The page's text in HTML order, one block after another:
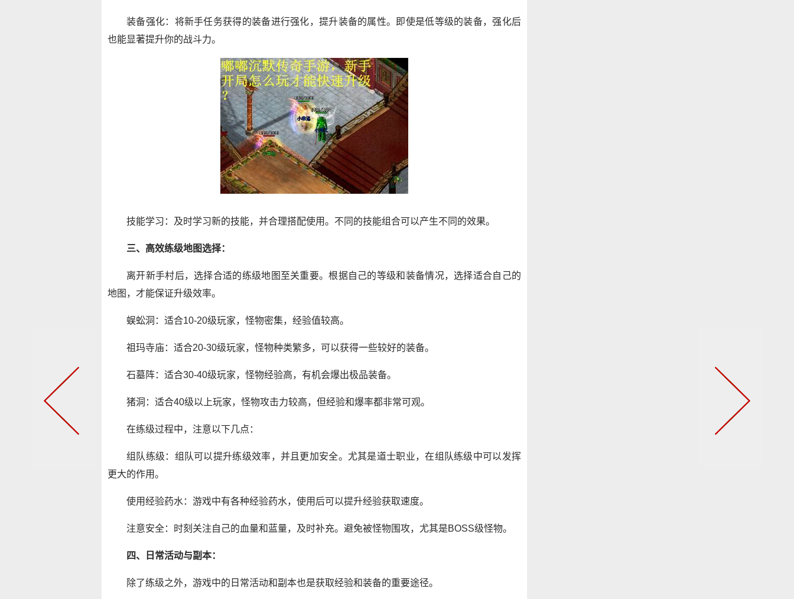
装备强化：将新手任务获得的装备进行强化，提升装备的属性。即使是低等级的装备，强化后
也能显著提升你的战斗力。
技能学习：及时学习新的技能，并合理搭配使用。不同的技能组合可以产生不同的效果。
三、高效练级地图选择：
离开新手村后，选择合适的练级地图至关重要。根据自己的等级和装备情况，选择适合自己的
地图，才能保证升级效率。
蜈蚣洞：适合10-20级玩家，怪物密集，经验值较高。
祖玛寺庙：适合20-30级玩家，怪物种类繁多，可以获得一些较好的装备。
石墓阵：适合30-40级玩家，怪物经验高，有机会爆出极品装备。
猪洞：适合40级以上玩家，怪物攻击力较高，但经验和爆率都非常可观。
在练级过程中，注意以下几点：
组队练级：组队可以提升练级效率，并且更加安全。尤其是道士职业，在组队练级中可以发挥
更大的作用。
使用经验药水：游戏中有各种经验药水，使用后可以提升经验获取速度。
注意安全：时刻关注自己的血量和蓝量，及时补充。避免被怪物围攻，尤其是BOSS级怪物。
四、日常活动与副本：
除了练级之外，游戏中的日常活动和副本也是获取经验和装备的重要途径。